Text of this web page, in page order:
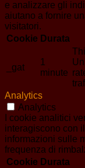
e analizzare gli
aiutano a fornire
visitatori.
Cookie Durata
_gat
1
minute
Analytics
Analytics
I cookie analitici
interagiscono con
informazioni sulle
frequenza di
Cookie Durata